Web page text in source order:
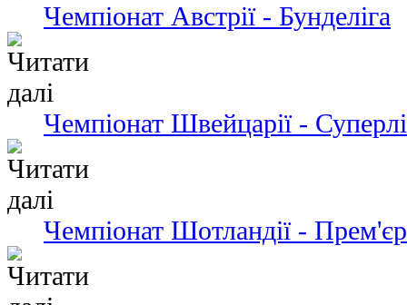
Чемпіонат Австрії - Бунделіга
Чемпіонат Швейцарії -
Чемпіонат Шотландії -